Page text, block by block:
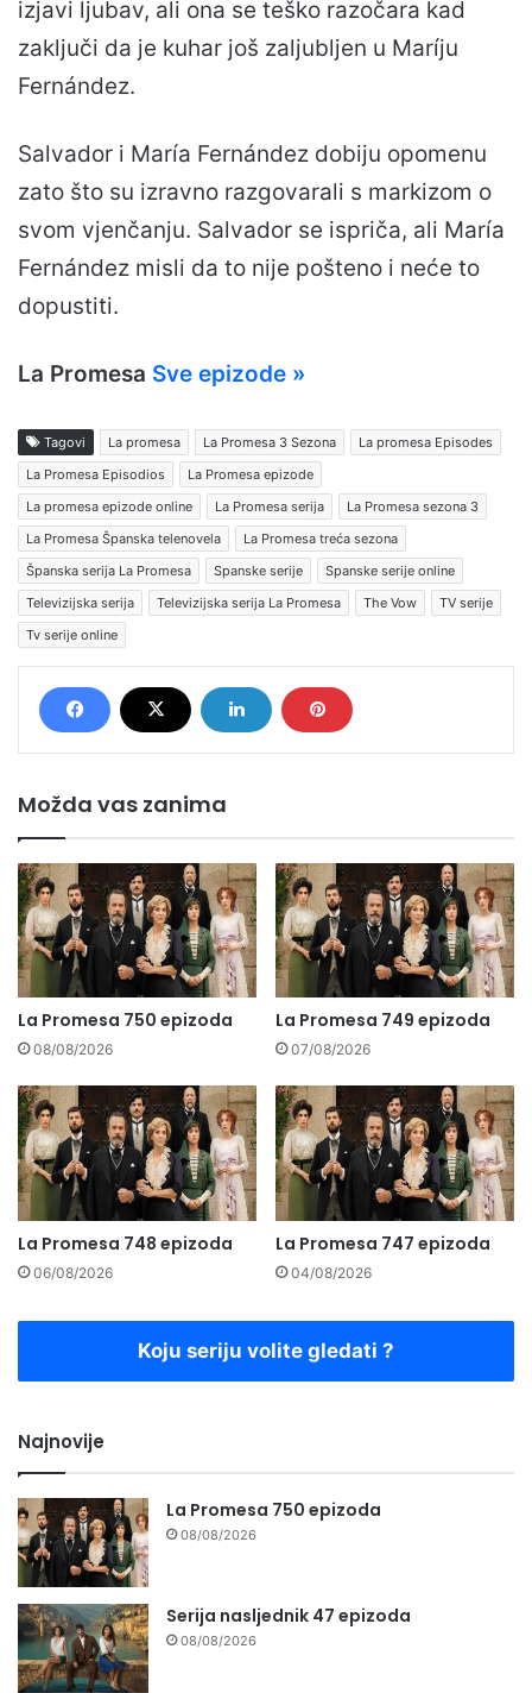
izjavi ljubav, ali ona se teško razočara kad
zaključi da je kuhar još zaljubljen u Maríju
Fernández.
Salvador i María Fernández dobiju opomenu
zato što su izravno razgovarali s markizom o
svom vjenčanju. Salvador se ispriča, ali María
Fernández misli da to nije pošteno i neće to
dopustiti.
La Promesa Sve epizode »
Tagovi La promesa La Promesa 3 Sezona
La promesa Episodes
La Promesa Episodios
La Promesa epizode
La promesa epizode online
La Promesa serija
La Promesa sezona 3
La Promesa Španska telenovela
La Promesa treća sezona
Španska serija La Promesa
Spanske serije
Spanske serije online
Televizijska serija
Televizijska serija La Promesa The Vow
TV serije
Tv serije online
Možda vas zanima
La Promesa 750 epizoda
08/08/2026
La Promesa 749 epizoda
07/08/2026
La Promesa 748 epizoda
06/08/2026
La Promesa 747 epizoda
04/08/2026
Koju seriju volite gledati ?
Najnovije
La Promesa 750 epizoda
08/08/2026
Serija nasljednik 47 epizoda
08/08/2026